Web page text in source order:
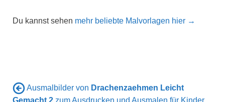
Du kannst sehen mehr beliebte Malvorlagen hier →
Ausmalbilder von Drachenzaehmen Leicht
Gemacht 2 zum Ausdrucken und Ausmalen für Kinder